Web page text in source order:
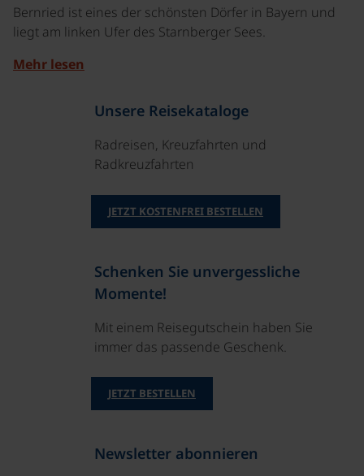
Bernried ist eines der schönsten Dörfer in Bayern und
liegt am linken Ufer des Starnberger Sees.
Mehr lesen
Unsere Reisekataloge
Radreisen, Kreuzfahrten und
Radkreuzfahrten
JETZT KOSTENFREI BESTELLEN
Schenken Sie unvergessliche
Momente!
Mit einem Reisegutschein haben Sie
immer das passende Geschenk.
JETZT BESTELLEN
Newsletter abonnieren